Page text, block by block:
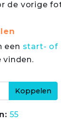
de vorige
een start- of
vinden.
55